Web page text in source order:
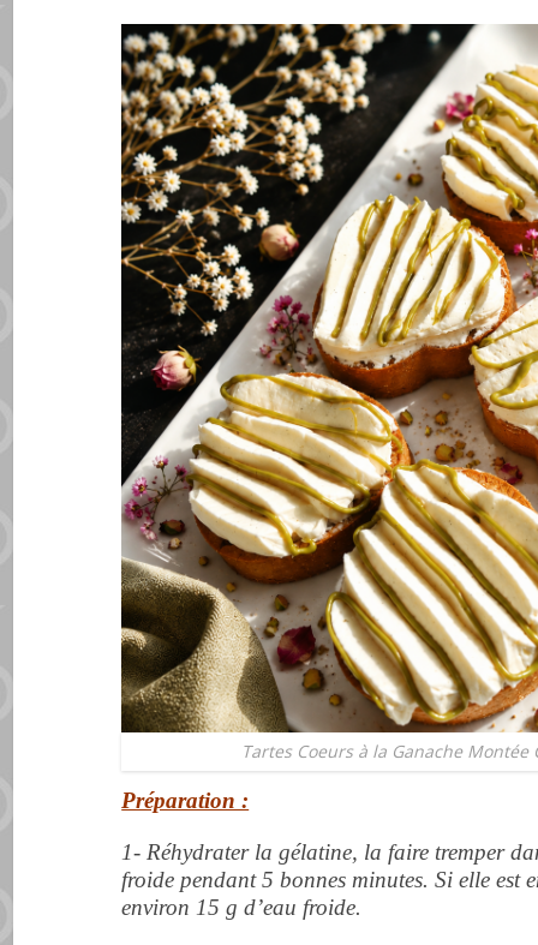
Tartes Coeurs à la Ganache Montée
Préparation :
1- Réhydrater la gélatine, la faire tremper
froide pendant 5 bonnes minutes. Si elle est
environ 15 g d’eau froide.